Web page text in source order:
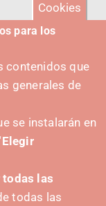
Cookies
para los
contenidos que
generales de
se instalarán en
todas las
todas las